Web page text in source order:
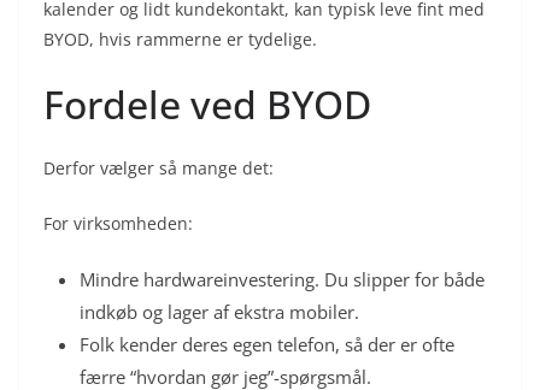
kalender og lidt kundekontakt, kan typisk leve fint med
BYOD, hvis rammerne er tydelige.
Fordele ved BYOD
Derfor vælger så mange det:
For virksomheden:
Mindre hardwareinvestering. Du slipper for både
indkøb og lager af ekstra mobiler.
Folk kender deres egen telefon, så der er ofte
færre “hvordan gør jeg”-spørgsmål.